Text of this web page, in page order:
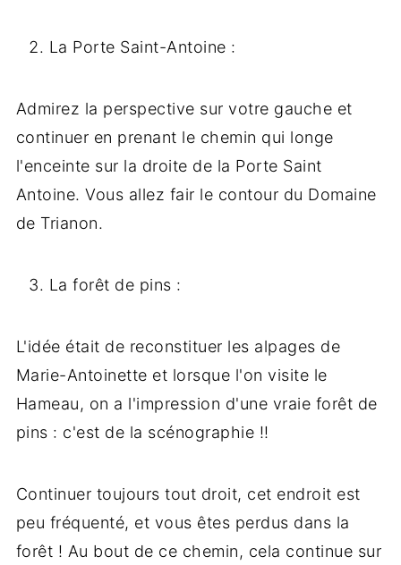
La Porte Saint-Antoine :
Admirez la perspective sur votre gauche et
continuer en prenant le chemin qui longe
l'enceinte sur la droite de la Porte Saint
Antoine. Vous allez fair le contour du Domaine
de Trianon.
La forêt de pins :
L'idée était de reconstituer les alpages de
Marie-Antoinette et lorsque l'on visite le
Hameau, on a l'impression d'une vraie forêt de
pins : c'est de la scénographie !!
Continuer toujours tout droit, cet endroit est
peu fréquenté, et vous êtes perdus dans la
forêt ! Au bout de ce chemin, cela continue sur